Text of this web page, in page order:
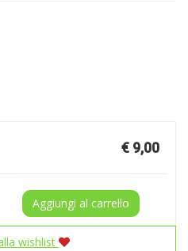
€ 9,00
Aggiungi al carrello
wishlist